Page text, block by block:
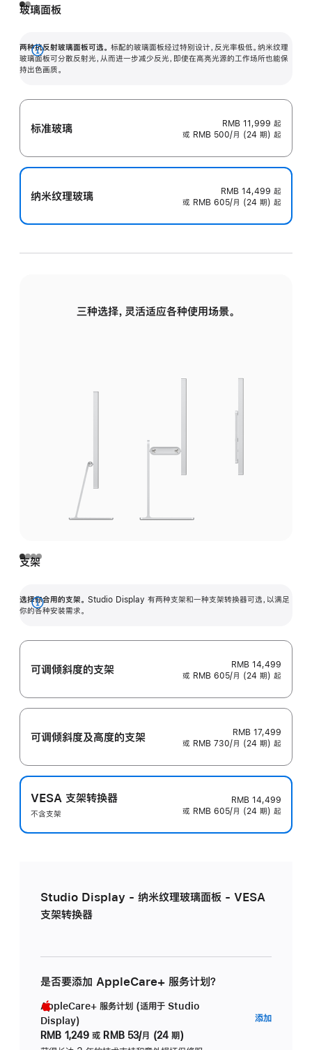
玻璃面板
两种抗反射玻璃面板可选。 标配的玻璃面板经过特别设计，反光率极低。纳米纹理
玻璃面板可分散反射光，从而进一步减少反光，即使在高亮光源的工作场所也能保
持出色画质。
展
开
标准玻璃 RMB 11,999 起
或 RMB 500/月 (24 期) 起
纳米纹理玻璃 RMB 14,499 起
或 RMB 605/月 (24 期) 起
三种选择，灵活适应各种使用场景。
支架
选择你合用的支架。 Studio Display 有两种支架和一种支架转换器可选，以满足
你的各种安装需求。
展
可调倾斜度的支架
RMB 14,499
或 RMB 605/月 (24 期) 起
可调倾斜度及高‍度的支‍架
RMB 17,499
或 RMB 730/月 (24 期) 起
VESA 支架转换器
不含支架
RMB 14,499
或 RMB 605/月 (24 期) 起
Studio Display - 纳米纹理玻璃面板 - VESA
支架转换器
是否要添加 AppleCare+ 服务计划？
AppleCare+ 服务计划 (适用于 Studio
Display)
RMB 1,249 或 RMB 53/月 (24 期)
添加